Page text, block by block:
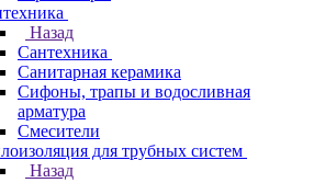
Назад
Сантехника
Санитарная керамика
Сифоны, трапы и водосливная
арматура
Смесители
для трубных систем
Назад